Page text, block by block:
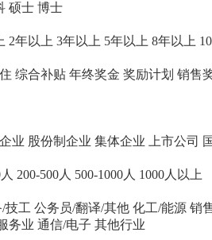
硕士 博士
2年以上 3年以上 5年以上 8年以上
综合补贴 年终奖金 奖励计划 销售
业 股份制企业 集体企业 上市公司
200-500人 500-1000人 1000人以上
技工 公务员/翻译/其他 化工/能源 销
务业 通信/电子 其他行业